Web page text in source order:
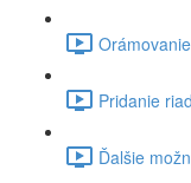
Pridanie
Ďalšie